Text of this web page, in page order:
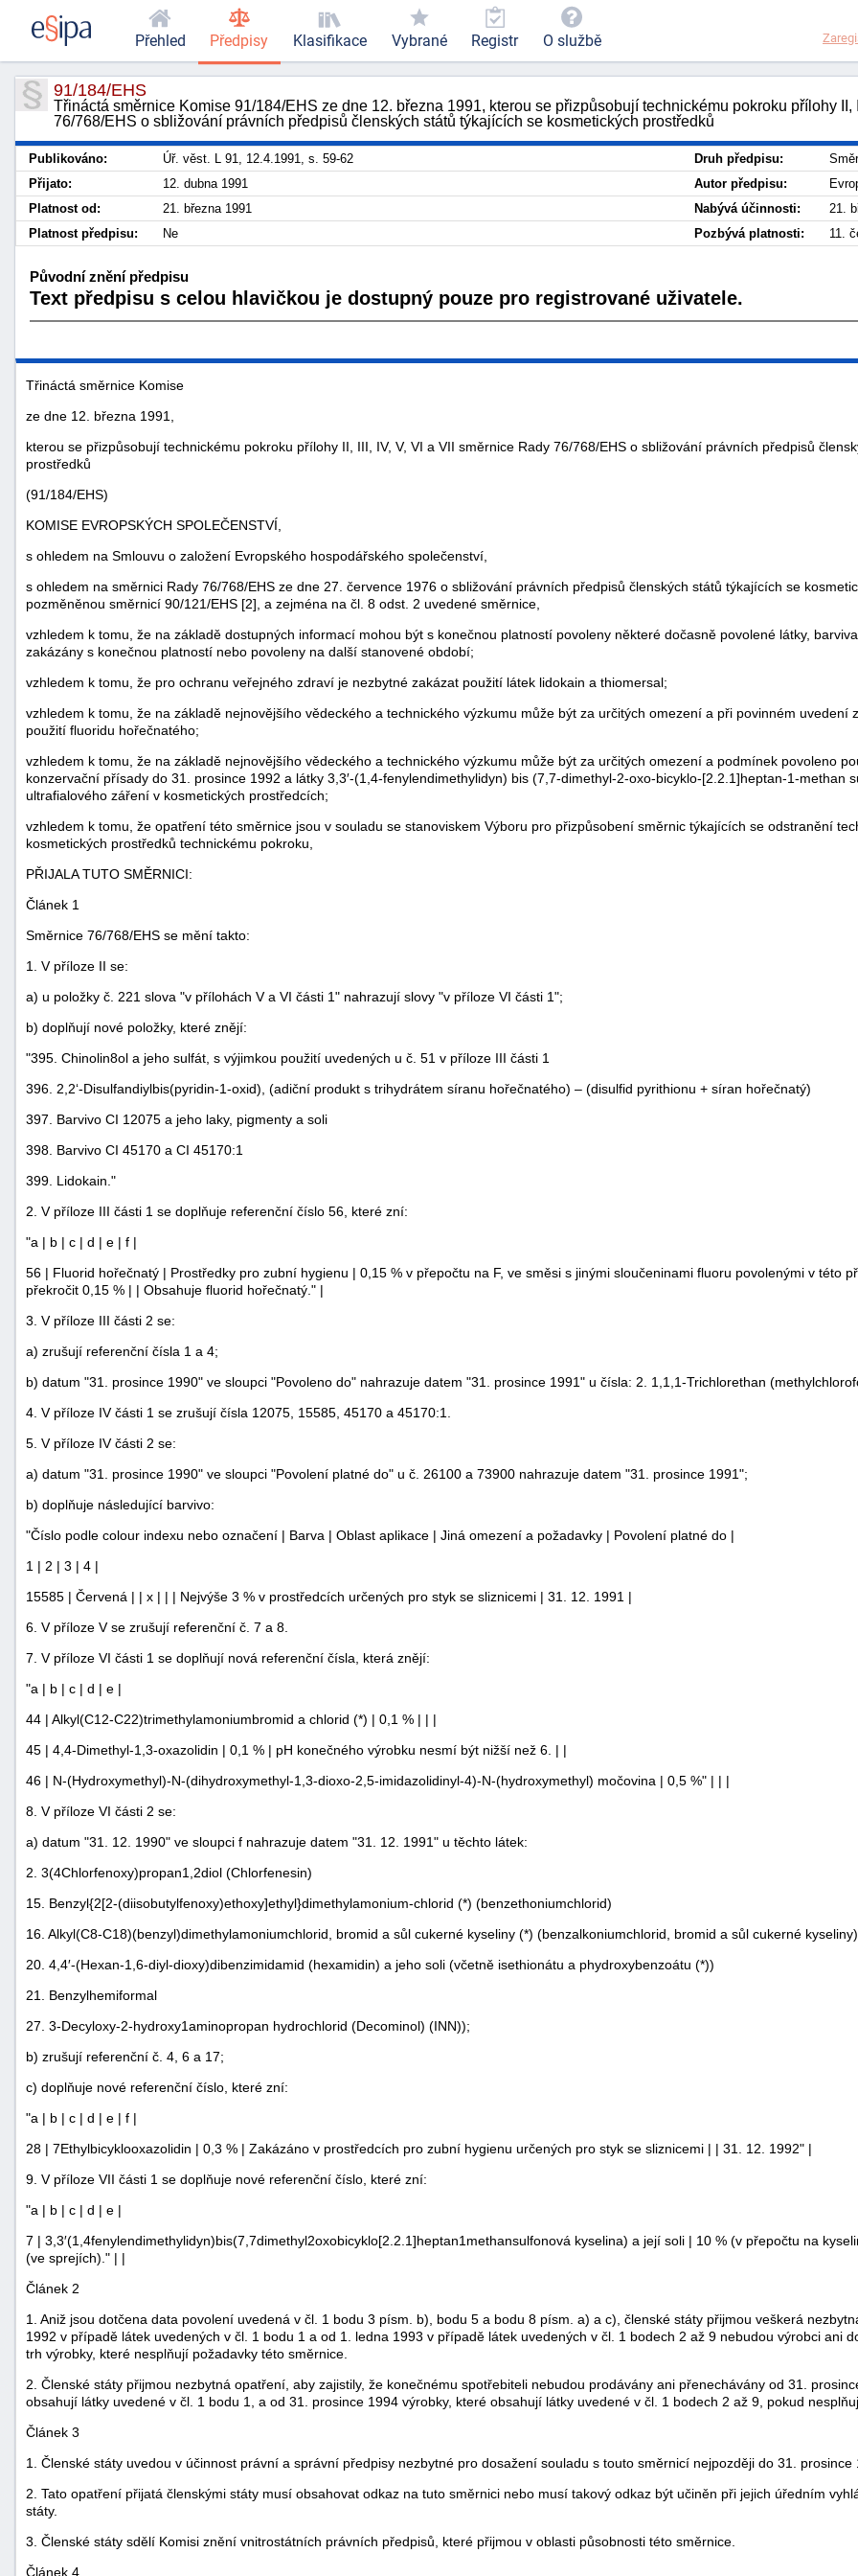
91/184/EHS
Třináctá směrnice Komise 91/184/EHS ze dne 12. března 1991, kterou se přizpůsobují technickému pokroku přílohy II,
76/768/EHS o sbližování právních předpisů členských států týkajících se kosmetických prostředků
Publikováno: Úř. věst. L 91, 12.4.1991, s. 59-62 Druh předpisu:
Přijato:
12. dubna 1991 Autor předpisu:
Platnost od:
21. března 1991 Nabývá účinnosti:
21.
Platnost předpisu:
Ne Pozbývá platnosti: 11.
Původní znění předpisu
Text předpisu s celou hlavičkou je dostupný pouze pro registrované uživatele.
Třináctá směrnice Komise
ze dne 12. března 1991,
kterou se přizpůsobují technickému pokroku přílohy II, III, IV, V, VI a VII směrnice Rady 76/768/EHS o sbližování právních předpisů
prostředků
(91/184/EHS)
KOMISE EVROPSKÝCH SPOLEČENSTVÍ,
s ohledem na Smlouvu o založení Evropského hospodářského společenství,
s ohledem na směrnici Rady 76/768/EHS ze dne 27. července 1976 o sbližování právních předpisů členských států týkajících se
pozměněnou směrnicí 90/121/EHS [2], a zejména na čl. 8 odst. 2 uvedené směrnice,
vzhledem k tomu, že na základě dostupných informací mohou být s konečnou platností povoleny některé dočasně povolené látky,
zakázány s konečnou platností nebo povoleny na další stanovené období;
vzhledem k tomu, že pro ochranu veřejného zdraví je nezbytné zakázat použití látek lidokain a thiomersal;
vzhledem k tomu, že na základě nejnovějšího vědeckého a technického výzkumu může být za určitých omezení a při povinném uvedení
použití fluoridu hořečnatého;
vzhledem k tomu, že na základě nejnovějšího vědeckého a technického výzkumu může být za určitých omezení a podmínek povoleno
konzervační přísady do 31. prosince 1992 a látky 3,3′-(1,4-fenylendimethylidyn) bis (7,7-dimethyl-2-oxo-bicyklo-[2.2.1]heptan-1-methan
ultrafialového záření v kosmetických prostředcích;
vzhledem k tomu, že opatření této směrnice jsou v souladu se stanoviskem Výboru pro přizpůsobení směrnic týkajících se odstranění
kosmetických prostředků technickému pokroku,
PŘIJALA TUTO SMĚRNICI:
Článek 1
Směrnice 76/768/EHS se mění takto:
1. V příloze II se:
a) u položky č. 221 slova "v přílohách V a VI části 1" nahrazují slovy "v příloze VI části 1";
b) doplňují nové položky, které znějí:
"395. Chinolin8ol a jeho sulfát, s výjimkou použití uvedených u č. 51 v příloze III části 1
396. 2,2‘-Disulfandiylbis(pyridin-1-oxid), (adiční produkt s trihydrátem síranu hořečnatého) – (disulfid pyrithionu + síran hořečnatý)
397. Barvivo CI 12075 a jeho laky, pigmenty a soli
398. Barvivo CI 45170 a CI 45170:1
399. Lidokain."
2. V příloze III části 1 se doplňuje referenční číslo 56, které zní:
"a | b | c | d | e | f |
56 | Fluorid hořečnatý | Prostředky pro zubní hygienu | 0,15 % v přepočtu na F, ve směsi s jinými sloučeninami fluoru povolenými v této
překročit 0,15 % | | Obsahuje fluorid hořečnatý." |
3. V příloze III části 2 se:
a) zrušují referenční čísla 1 a 4;
b) datum "31. prosince 1990" ve sloupci "Povoleno do" nahrazuje datem "31. prosince 1991" u čísla: 2. 1,1,1-Trichlorethan
4. V příloze IV části 1 se zrušují čísla 12075, 15585, 45170 a 45170:1.
5. V příloze IV části 2 se:
a) datum "31. prosince 1990" ve sloupci "Povolení platné do" u č. 26100 a 73900 nahrazuje datem "31. prosince 1991";
b) doplňuje následující barvivo:
"Číslo podle colour indexu nebo označení | Barva | Oblast aplikace | Jiná omezení a požadavky | Povolení platné do |
1 | 2 | 3 | 4 |
15585 | Červená | | x | | | Nejvýše 3 % v prostředcích určených pro styk se sliznicemi | 31. 12. 1991 |
6. V příloze V se zrušují referenční č. 7 a 8.
7. V příloze VI části 1 se doplňují nová referenční čísla, která znějí:
"a | b | c | d | e |
44 | Alkyl(C12-C22)trimethylamoniumbromid a chlorid (*) | 0,1 % | | |
45 | 4,4-Dimethyl-1,3-oxazolidin | 0,1 % | pH konečného výrobku nesmí být nižší než 6. | |
46 | N-(Hydroxymethyl)-N-(dihydroxymethyl-1,3-dioxo-2,5-imidazolidinyl-4)-N-(hydroxymethyl) močovina | 0,5 %" | | |
8. V příloze VI části 2 se:
a) datum "31. 12. 1990" ve sloupci f nahrazuje datem "31. 12. 1991" u těchto látek:
2. 3(4Chlorfenoxy)propan1,2diol (Chlorfenesin)
15. Benzyl{2[2-(diisobutylfenoxy)ethoxy]ethyl}dimethylamonium-chlorid (*) (benzethoniumchlorid)
16. Alkyl(C8-C18)(benzyl)dimethylamoniumchlorid, bromid a sůl cukerné kyseliny (*) (benzalkoniumchlorid, bromid a sůl cukerné kyseliny)
20. 4,4′-(Hexan-1,6-diyl-dioxy)dibenzimidamid (hexamidin) a jeho soli (včetně isethionátu a phydroxybenzoátu (*))
21. Benzylhemiformal
27. 3-Decyloxy-2-hydroxy1aminopropan hydrochlorid (Decominol) (INN));
b) zrušují referenční č. 4, 6 a 17;
c) doplňuje nové referenční číslo, které zní:
"a | b | c | d | e | f |
28 | 7Ethylbicyklooxazolidin | 0,3 % | Zakázáno v prostředcích pro zubní hygienu určených pro styk se sliznicemi | | 31. 12. 1992" |
9. V příloze VII části 1 se doplňuje nové referenční číslo, které zní:
"a | b | c | d | e |
7 | 3,3′(1,4fenylendimethylidyn)bis(7,7dimethyl2oxobicyklo[2.2.1]heptan1methansulfonová kyselina) a její soli | 10 % (v přepočtu na
(ve sprejích)." | |
Článek 2
1. Aniž jsou dotčena data povolení uvedená v čl. 1 bodu 3 písm. b), bodu 5 a bodu 8 písm. a) a c), členské státy přijmou veškerá
1992 v případě látek uvedených v čl. 1 bodu 1 a od 1. ledna 1993 v případě látek uvedených v čl. 1 bodech 2 až 9 nebudou výrobci ani
trh výrobky, které nesplňují požadavky této směrnice.
2. Členské státy přijmou nezbytná opatření, aby zajistily, že konečnému spotřebiteli nebudou prodávány ani přenechávány od 31.
obsahují látky uvedené v čl. 1 bodu 1, a od 31. prosince 1994 výrobky, které obsahují látky uvedené v čl. 1 bodech 2 až 9, pokud
Článek 3
1. Členské státy uvedou v účinnost právní a správní předpisy nezbytné pro dosažení souladu s touto směrnicí nejpozději do 31. prosince
2. Tato opatření přijatá členskými státy musí obsahovat odkaz na tuto směrnici nebo musí takový odkaz být učiněn při jejich úředním
státy.
3. Členské státy sdělí Komisi znění vnitrostátních právních předpisů, které přijmou v oblasti působnosti této směrnice.
Článek 4
Přehled Předpisy Klasifikace Vybrané Registr O službě